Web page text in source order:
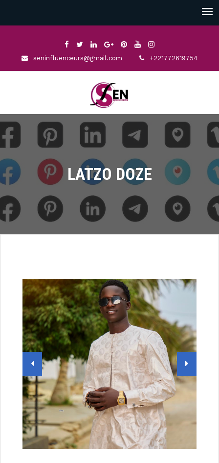
seninfluenceurs@gmail.com +221772619754
LATZO DOZE